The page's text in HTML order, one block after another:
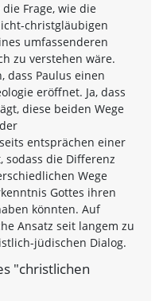
Frage, wie die
christgläubigen
umfassenderen
zu verstehen wäre.
dass Paulus einen
eröffnet. Ja, dass
diese beiden Wege
entsprächen einer
die Differenz
Wege
Gottes ihren
könnten. Auf
Ansatz seit langem zu
jüdischen Dialog.
"christlichen